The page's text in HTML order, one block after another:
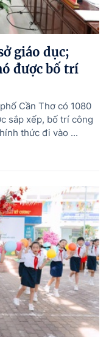
giáo dục;
được bố trí
Cần Thơ có 1080
sắp xếp, bố trí công
thức đi vào ...